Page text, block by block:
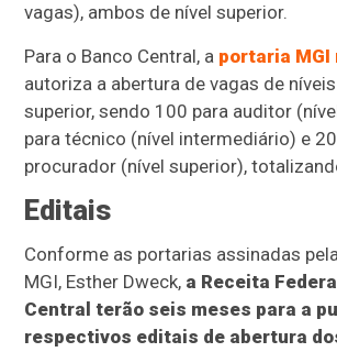
vagas), ambos de nível superior.
Para o Banco Central, a portaria MGI
autoriza a abertura de vagas de
superior, sendo 100 para auditor
para técnico (nível intermediário) e
procurador (nível superior),
Editais
Conforme as portarias assinadas
MGI, Esther Dweck, a Receita
Central terão seis meses para a
respectivos editais de abertura